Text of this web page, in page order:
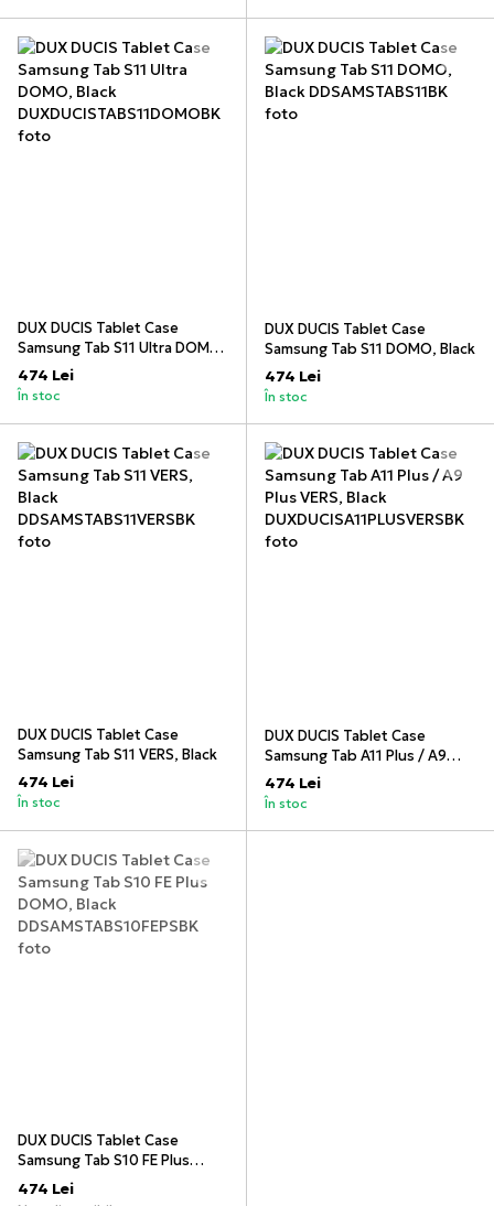
DUX DUCIS Tablet Case
Samsung Tab S11 Ultra DOMO,
Black
474 Lei
În stoc
DUX DUCIS Tablet Case
Samsung Tab S11 DOMO, Black
474 Lei
În stoc
DUX DUCIS Tablet Case
Samsung Tab S11 VERS, Black
474 Lei
În stoc
DUX DUCIS Tablet Case
Samsung Tab A11 Plus / A9
Plus VERS, Black
474 Lei
În stoc
DUX DUCIS Tablet Case
Samsung Tab S10 FE Plus
DOMO, Black
474 Lei